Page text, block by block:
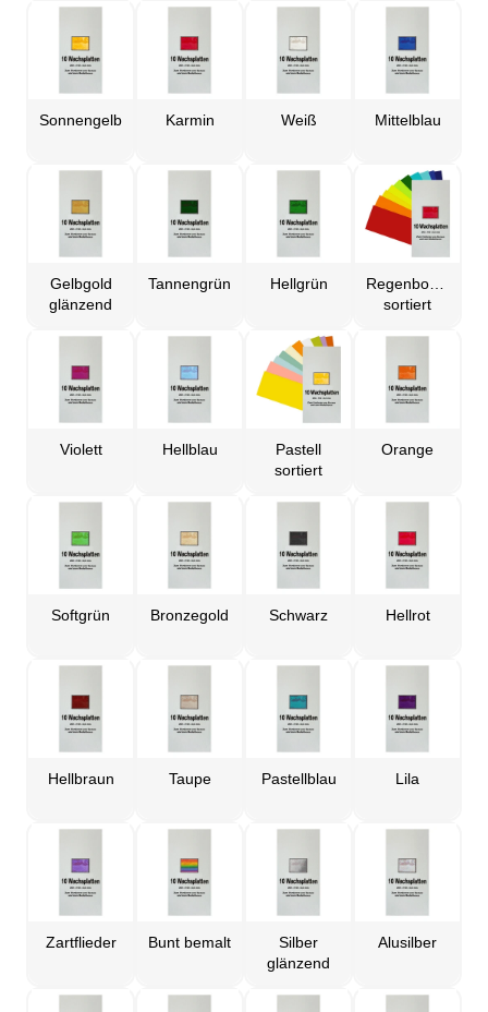
Sonnengelb Karmin Weiß Mittelblau
Gelbgold
glänzend
Tannengrün Hellgrün
Regenbogen
sortiert
Violett Hellblau
Pastell
sortiert
Orange
Softgrün Bronzegold Schwarz Hellrot
Hellbraun Taupe Pastellblau Lila
Zartflieder Bunt bemalt
Silber
glänzend
Alusilber